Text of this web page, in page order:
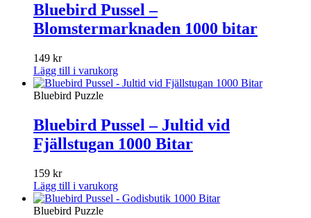
Bluebird Pussel –
Blomstermarknaden 1000 bitar
149 kr
Lägg till i varukorg
Bluebird Puzzle
Bluebird Pussel – Jultid vid
Fjällstugan 1000 Bitar
159 kr
Lägg till i varukorg
Bluebird Puzzle